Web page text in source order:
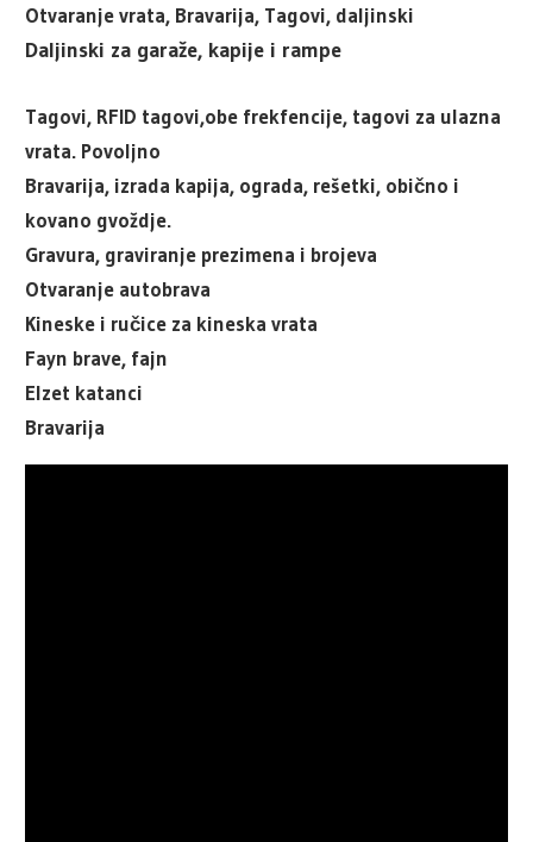
Otvaranje vrata, Bravarija, Tagovi, daljinski
Daljinski za garaže, kapije i rampe
Tagovi, RFID tagovi,obe frekfencije, tagovi za ulazna
vrata. Povoljno
Bravarija, izrada kapija, ograda, rešetki, obično i
kovano gvoždje.
Gravura, graviranje prezimena i brojeva
Otvaranje autobrava
Kineske i ručice za kineska vrata
Fayn brave, fajn
Elzet katanci
Bravarija